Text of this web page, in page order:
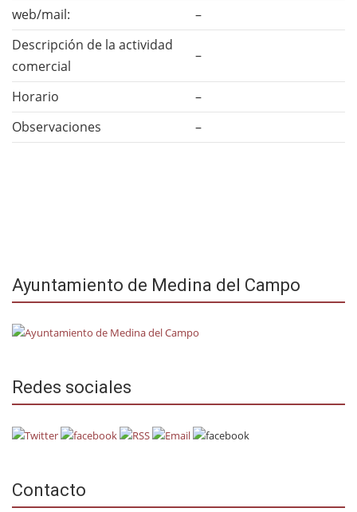
web/mail:
–
Descripción de la actividad
comercial
–
Horario
–
Observaciones
–
Ayuntamiento de Medina del Campo
Redes sociales
Contacto